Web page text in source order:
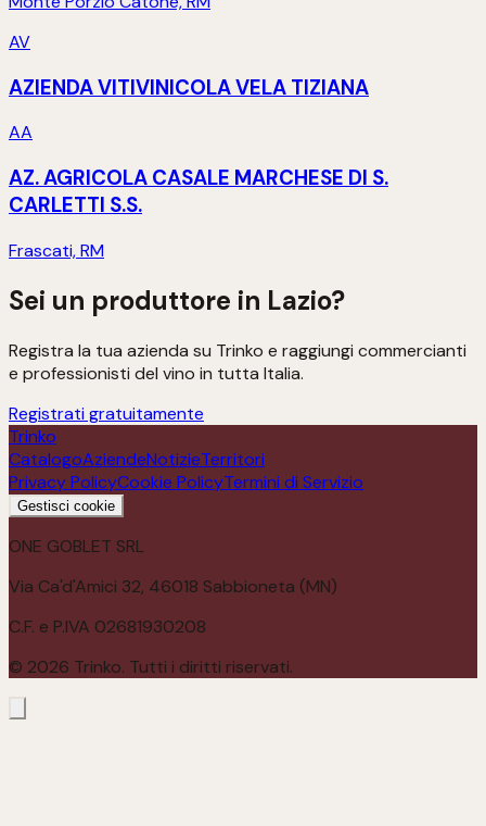
AV
AZIENDA VITIVINICOLA VELA TIZIANA
AA
AZ. AGRICOLA CASALE MARCHESE DI S.
CARLETTI S.S.
Frascati, RM
Sei un produttore in Lazio?
Registra la tua azienda su Trinko e raggiungi commercianti
e professionisti del vino in tutta Italia.
Registrati gratuitamente
Trinko
CatalogoAziendeNotizieTerritori
Privacy PolicyCookie PolicyTermini di Servizio
Gestisci cookie
ONE GOBLET SRL
Via Ca'd'Amici 32, 46018 Sabbioneta (MN)
C.F. e P.IVA 02681930208
© 2026 Trinko. Tutti i diritti riservati.